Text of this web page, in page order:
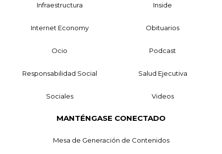
Infraestructura Inside
Internet Economy Obituarios
Ocio Podcast
Responsabilidad Social Salud Ejecutiva
Sociales Videos
MANTÉNGASE CONECTADO
Mesa de Generación de Contenidos